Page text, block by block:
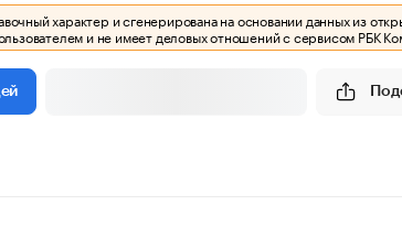
характер и сгенерирована на основании данных из
и не имеет деловых отношений с сервисом РБК